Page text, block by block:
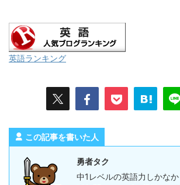
英語ランキング
この記事を書いた人
勇者タク
中1レベルの英語力しかなか